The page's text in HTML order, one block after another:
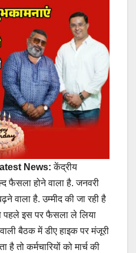
News: केंद्रीय
फैसला होने वाला है. जनवरी
वाला है. उम्‍मीद की जा रही है
पहले इस पर फैसला ले लिया
बैठक में डीए हाइक पर मंजूरी
तो कर्मचार‍ियों को मार्च की